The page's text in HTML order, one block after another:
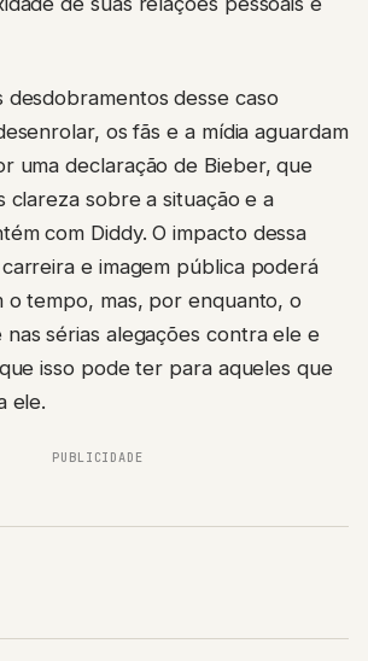
desdobramentos desse caso
os fãs e a mídia aguardam
uma declaração de Bieber, que
clareza sobre a situação e a
com Diddy. O impacto dessa
e imagem pública poderá
o tempo, mas, por enquanto, o
sérias alegações contra ele e
isso pode ter para aqueles que
ele.
PUBLICIDADE